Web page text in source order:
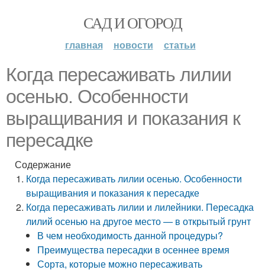
САД И ОГОРОД
главная новости статьи
Когда пересаживать лилии
осенью. Особенности
выращивания и показания к
пересадке
Содержание
Когда пересаживать лилии осенью. Особенности
выращивания и показания к пересадке
Когда пересаживать лилии и лилейники. Пересадка
лилий осенью на другое место — в открытый грунт
В чем необходимость данной процедуры?
Преимущества пересадки в осеннее время
Сорта, которые можно пересаживать